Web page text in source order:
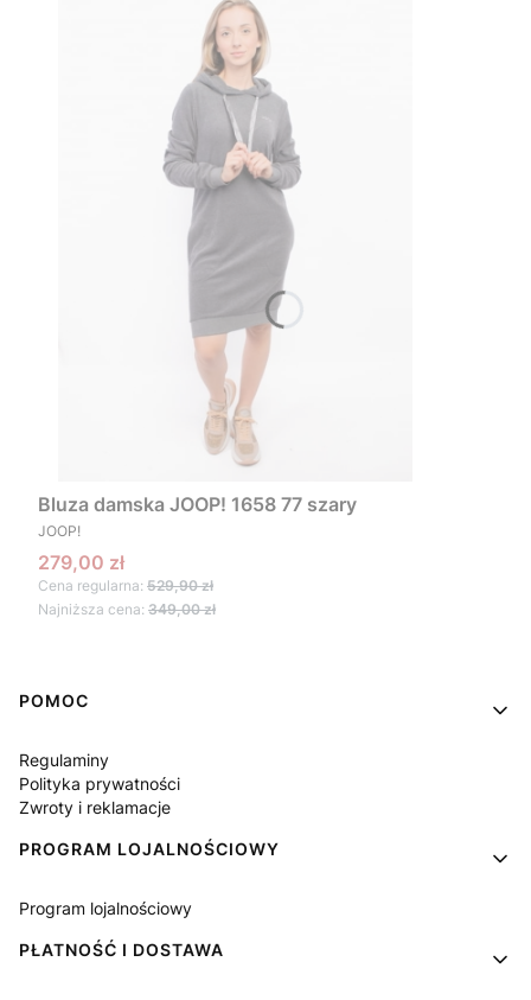
Bluza damska JOOP! 1658 77 szary
PRODUCENT
JOOP!
Cena promocyjna
279,00 zł
Cena regularna: 529,90 zł
Najniższa cena: 349,00 zł
Linki w stopce
POMOC
Regulaminy
Polityka prywatności
Zwroty i reklamacje
PROGRAM LOJALNOŚCIOWY
Program lojalnościowy
PŁATNOŚĆ I DOSTAWA